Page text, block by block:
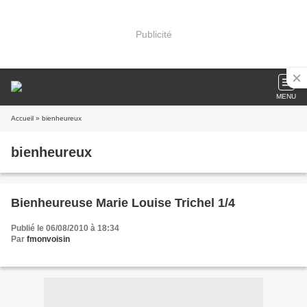
Publicité
MENU
Accueil » bienheureux
bienheureux
Bienheureuse Marie Louise Trichel 1/4
Publié le 06/08/2010 à 18:34
Par fmonvoisin